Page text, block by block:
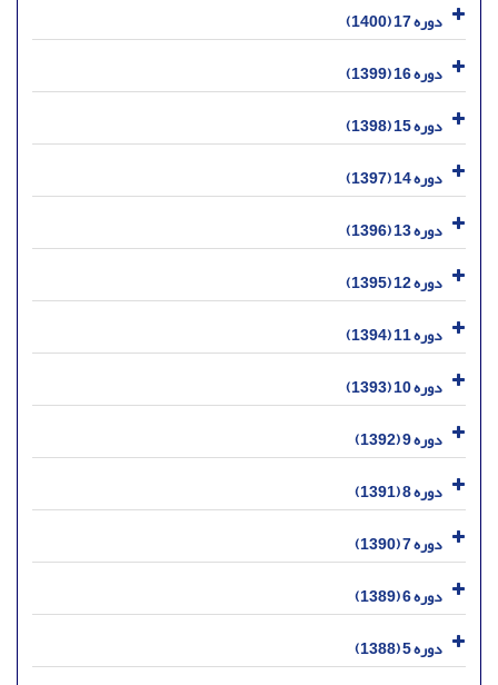
دوره 17 (1400)
دوره 16 (1399)
دوره 15 (1398)
دوره 14 (1397)
دوره 13 (1396)
دوره 12 (1395)
دوره 11 (1394)
دوره 10 (1393)
دوره 9 (1392)
دوره 8 (1391)
دوره 7 (1390)
دوره 6 (1389)
دوره 5 (1388)